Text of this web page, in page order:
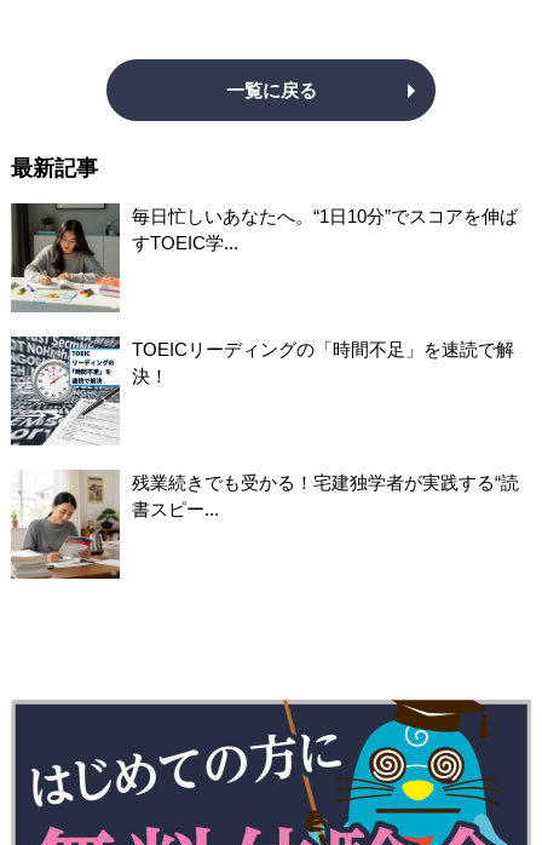
一覧に戻る
最新記事
毎日忙しいあなたへ。“1日10分”でスコアを伸ば
すTOEIC学...
TOEICリーディングの「時間不足」を速読で解
決！
残業続きでも受かる！宅建独学者が実践する“読
書スピー...